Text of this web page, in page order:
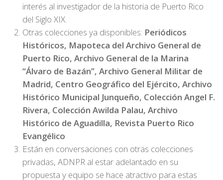
interés al investigador de la historia de Puerto Rico
del Siglo XIX.
Otras colecciones ya disponibles: Periódicos
Históricos, Mapoteca del Archivo General de
Puerto Rico, Archivo General de la Marina
“Álvaro de Bazán”, Archivo General Militar de
Madrid, Centro Geográfico del Ejército, Archivo
Histórico Municipal Junqueño, Colección Angel F.
Rivera, Colección Awilda Palau, Archivo
Histórico de Aguadilla, Revista Puerto Rico
Evangélico
Están en conversaciones con otras colecciones
privadas, ADNPR al estar adelantado en su
propuesta y equipo se hace atractivo para estas